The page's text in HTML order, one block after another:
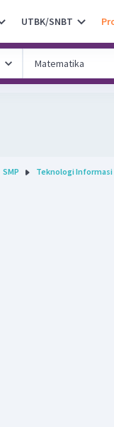
UTBK/SNBT
SMP Teknologi Informasi